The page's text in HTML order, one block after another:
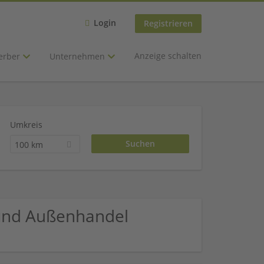
Login Registrieren
Unternehmen Anzeige schalten
Umkreis
100 km
Außenhandel